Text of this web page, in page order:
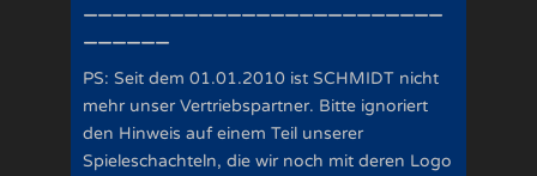
—————————————————————————
——————
PS: Seit dem 01.01.2010 ist SCHMIDT nicht
mehr unser Vertriebspartner. Bitte ignoriert
den Hinweis auf einem Teil unserer
Spieleschachteln, die wir noch mit deren Logo